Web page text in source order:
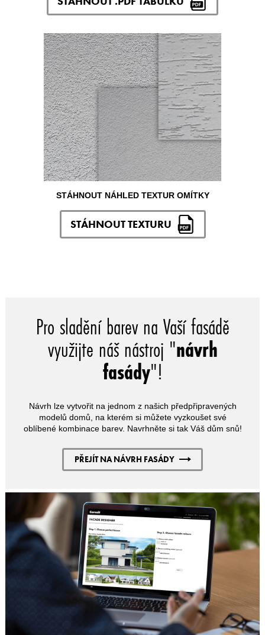
STÁHNOUT NÁHLED TEXTUR OMÍTKY
STÁHNOUT TEXTURU
Pro sladění barev na Vaší fasádě
využijte náš nástroj "návrh
fasády"!
Návrh lze vytvořit na jednom z našich předpřipravených
modelů domů, na kterém si můžete vyzkoušet své
oblíbené kombinace barev. Navrhněte si tak Váš dům snů!
PŘEJÍT NA NÁVRH FASÁDY